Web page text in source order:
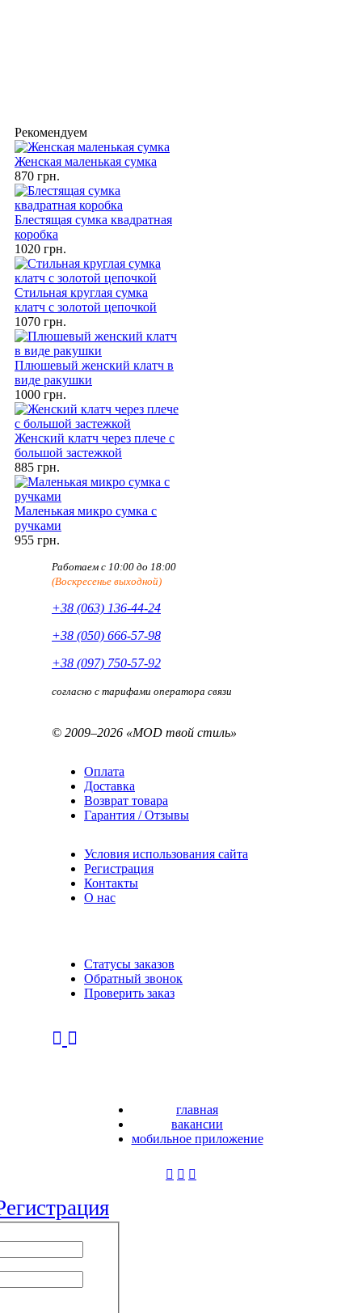
Рекомендуем
Женская маленькая сумка
870 грн.
Блестящая сумка квадратная
коробка
1020 грн.
Стильная круглая сумка
клатч с золотой цепочкой
1070 грн.
Плюшевый женский клатч в
виде ракушки
1000 грн.
Женский клатч через плече с
большой застежкой
885 грн.
Маленькая микро сумка с
ручками
955 грн.
Работаем с 10:00 до 18:00
(Воскресенье выходной)
+38 (063) 136-44-24
+38 (050) 666-57-98
+38 (097) 750-57-92
согласно с тарифами оператора связи
© 2009–2026 «MOD твой стиль»
Оплата
Доставка
Возврат товара
Гарантия / Отзывы
Условия использования сайта
Регистрация
Контакты
О нас
Статусы заказов
Обратный звонок
Проверить заказ
главная
вакансии
мобильное приложение